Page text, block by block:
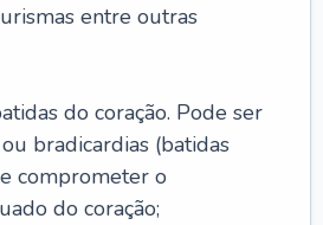
entre outras
do coração. Pode ser
bradicardias (batidas
comprometer o
do coração;